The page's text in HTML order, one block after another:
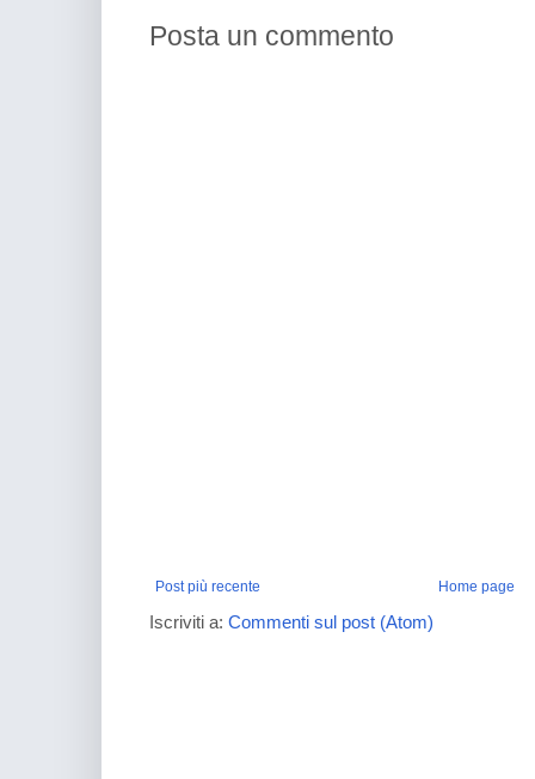
Posta un commento
Post più recente Home page
Iscriviti a: Commenti sul post (Atom)